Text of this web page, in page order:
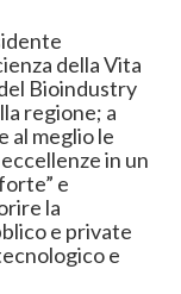
della Vita
Bioindustry
regione; a
al meglio le
in un
e
la
e private
e